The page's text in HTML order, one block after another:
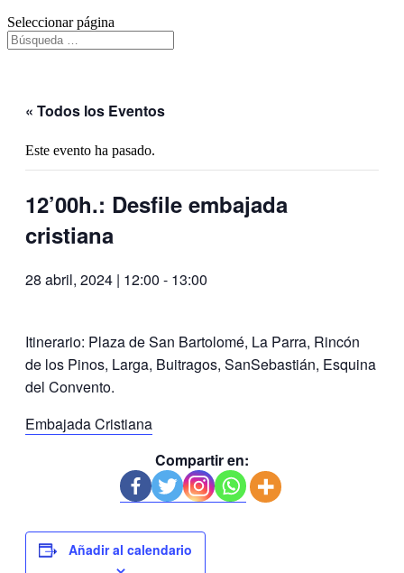
Seleccionar página
« Todos los Eventos
Este evento ha pasado.
12’00h.: Desfile embajada
cristiana
28 abril, 2024 | 12:00 - 13:00
Itinerario: Plaza de San Bartolomé, La Parra, Rincón
de los Pinos, Larga, Buitragos, SanSebastián, Esquina
del Convento.
Embajada Cristiana
Compartir en:
Añadir al calendario